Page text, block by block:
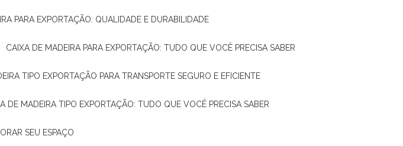
PARA EXPORTAÇÃO: QUALIDADE E DURABILIDADE
CAIXA DE MADEIRA PARA EXPORTAÇÃO: TUDO QUE VOCÊ PRECISA SABER
TIPO EXPORTAÇÃO PARA TRANSPORTE SEGURO E EFICIENTE
DE MADEIRA TIPO EXPORTAÇÃO: TUDO QUE VOCÊ PRECISA SABER
SEU ESPAÇO